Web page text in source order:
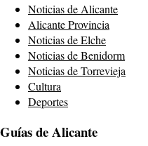
Noticias de Alicante
Alicante Provincia
Noticias de Elche
Noticias de Benidorm
Noticias de Torrevieja
Cultura
Deportes
Guías de Alicante